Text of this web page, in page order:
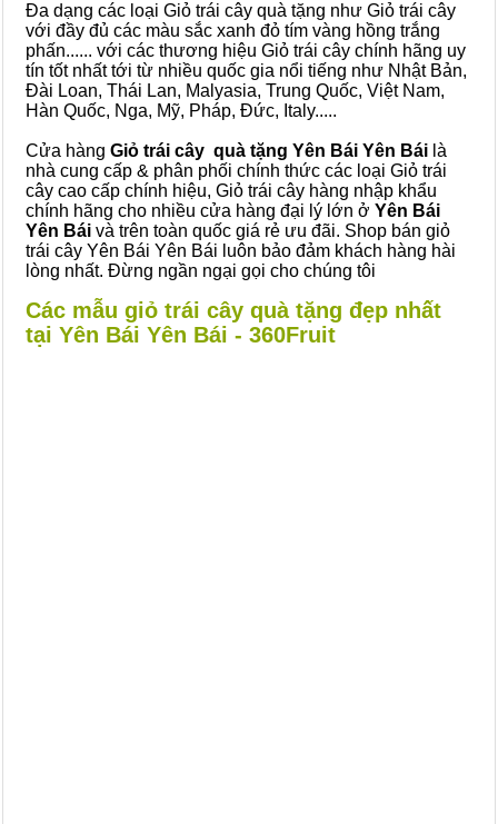
Đa dạng các loại Giỏ trái cây quà tặng như Giỏ trái cây
với đầy đủ các màu sắc xanh đỏ tím vàng hồng trắng
phấn...... với các thương hiệu Giỏ trái cây chính hãng uy
tín tốt nhất tới từ nhiều quốc gia nổi tiếng như Nhật Bản,
Đài Loan, Thái Lan, Malyasia, Trung Quốc, Việt Nam,
Hàn Quốc, Nga, Mỹ, Pháp, Đức, Italy.....
Cửa hàng Giỏ trái cây quà tặng Yên Bái Yên Bái là
nhà cung cấp & phân phối chính thức các loại Giỏ trái
cây cao cấp chính hiệu, Giỏ trái cây hàng nhập khẩu
chính hãng cho nhiều cửa hàng đại lý lớn ở Yên Bái
Yên Bái và trên toàn quốc giá rẻ ưu đãi. Shop bán giỏ
trái cây Yên Bái Yên Bái luôn bảo đảm khách hàng hài
lòng nhất. Đừng ngần ngại gọi cho chúng tôi
Các mẫu giỏ trái cây quà tặng đẹp nhất
tại Yên Bái Yên Bái - 360Fruit